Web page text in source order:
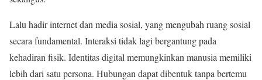
Lalu hadir internet dan media sosial, yang mengubah ruang sosial
secara fundamental. Interaksi tidak lagi bergantung pada
kehadiran fisik. Identitas digital memungkinkan manusia memiliki
lebih dari satu persona. Hubungan dapat dibentuk tanpa bertemu